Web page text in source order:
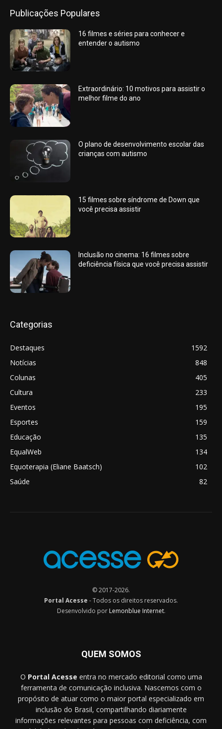
Publicações Populares
16 filmes e séries para conhecer e
entender o autismo
Extraordinário: 10 motivos para assistir o
melhor filme do ano
O plano de desenvolvimento escolar das
crianças com autismo
15 filmes sobre síndrome de Down que
você precisa assistir
Inclusão no cinema: 16 filmes sobre
deficiência física que você precisa assistir
Categorias
Destaques
1592
Notícias
848
Colunas
405
Cultura
233
Eventos
195
Esportes
159
Educação
135
EqualWeb
134
Equoterapia (Eliane Baatsch)
102
Saúde
82
© 2017-2026.
Portal Acesse - Todos os direitos reservados.
Desenvolvido por Lemonblue Internet.
QUEM SOMOS
O Portal Acesse entra no mercado editorial como uma
ferramenta de comunicação inclusiva. Nascemos com o
propósito de atuar como o maior portal especializado em
inclusão do Brasil, compartilhando diariamente
informações relevantes para pessoas com deficiência, com